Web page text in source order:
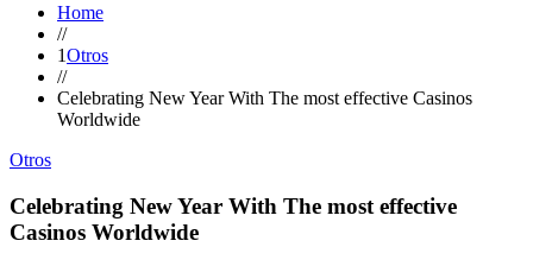
Home
//
1Otros
//
Celebrating New Year With The most effective Casinos
Worldwide
Otros
Celebrating New Year With The most effective
Casinos Worldwide